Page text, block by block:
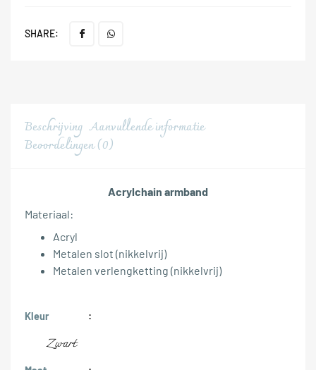
SHARE:
Beschrijving Aanvullende informatie
Beoordelingen (0)
Acrylchain armband
Materiaal:
Acryl
Metalen slot (nikkelvrij)
Metalen verlengketting (nikkelvrij)
Kleur
Zwart